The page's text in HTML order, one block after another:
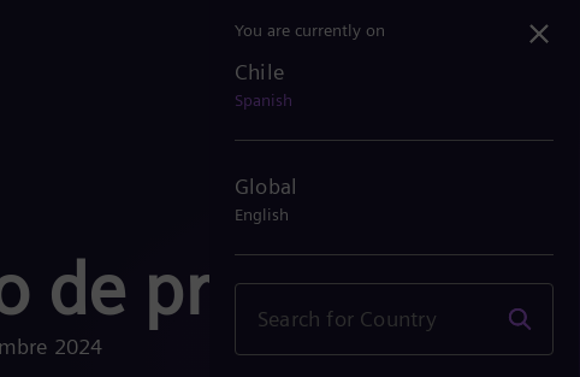
de privacidad
2024
You are currently on
Chile
Spanish
Global
English